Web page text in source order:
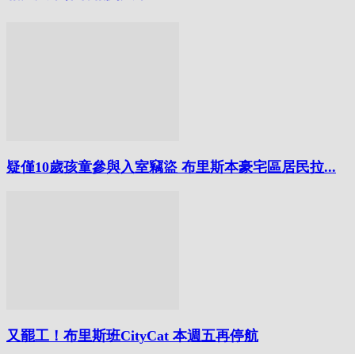
疑僅10歲孩童參與入室竊盜 布里斯本豪宅區居民拉...
又罷工！布里斯班CityCat 本週五再停航